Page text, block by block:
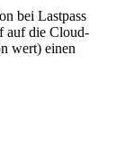
bei Lastpass
auf die Cloud-
wert) einen